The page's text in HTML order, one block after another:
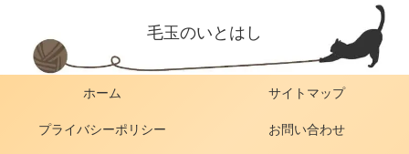
毛玉のいとはし
ホーム サイトマップ
プライバシーポリシー お問い合わせ